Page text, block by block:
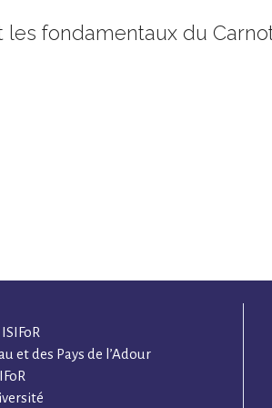
fondamentaux du
et des Pays de l’Adour